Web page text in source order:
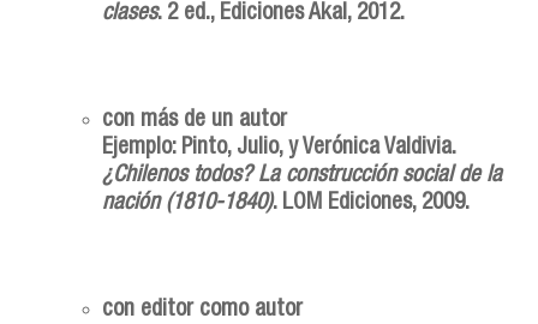
clases. 2 ed., Ediciones Akal, 2012.
con más de un autor
Ejemplo: Pinto, Julio, y Verónica Valdivia.
¿Chilenos todos? La construcción social de la
nación (1810-1840). LOM Ediciones, 2009.
con editor como autor